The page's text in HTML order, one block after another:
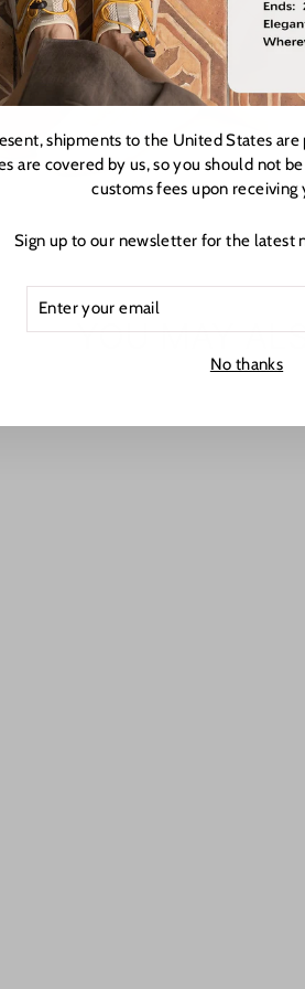
YOU MAY
shipments to the United States are
are covered by us, so you should not
customs fees upon receiving
Sign up to our newsletter for the latest
No thanks